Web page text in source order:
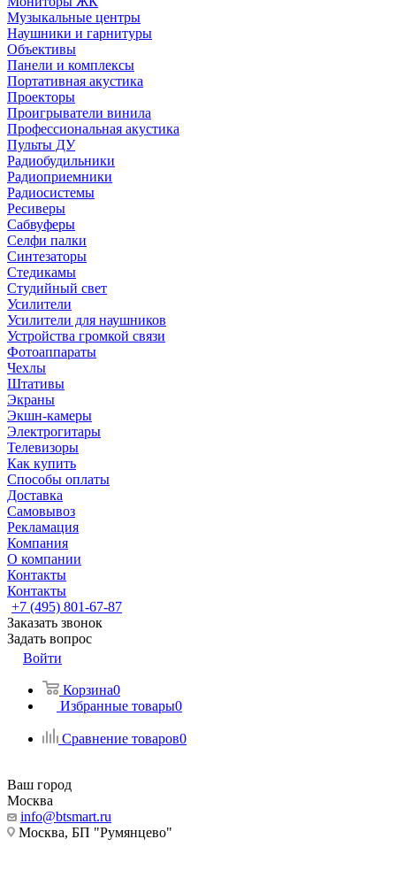
Музыкальные центры
Наушники и гарнитуры
Объективы
Панели и комплексы
Портативная акустика
Проекторы
Проигрыватели винила
Профессиональная акустика
Пульты ДУ
Радиобудильники
Радиоприемники
Радиосистемы
Ресиверы
Сабвуферы
Селфи палки
Синтезаторы
Стедикамы
Студийный свет
Усилители
Усилители для наушников
Устройства громкой связи
Фотоаппараты
Чехлы
Штативы
Экраны
Экшн-камеры
Электрогитары
Телевизоры
Как купить
Способы оплаты
Доставка
Самовывоз
Рекламация
Компания
О компании
Контакты
Контакты
+7 (495) 801-67-87
Заказать звонок
Задать вопрос
Войти
Корзина0
Избранные товары0
Сравнение товаров0
Ваш город
Москва
info@btsmart.ru
Москва, БП "Румянцево"